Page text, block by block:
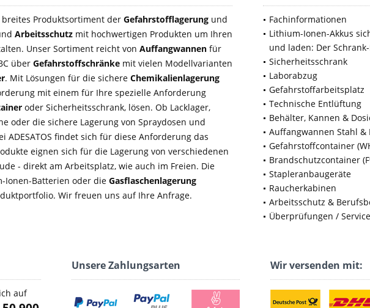
Produktsortiment der Gefahrstofflagerung und
Arbeitsschutz mit hochwertigen Produkten um Ihren
Unser Sortiment reicht von Auffangwannen für
über Gefahrstoffschränke mit vielen Modellvarianten
. Mit Lösungen für die sichere Chemikalienlagerung
mit einem für Ihre spezielle Anforderung
oder Sicherheitsschrank, lösen. Ob Lacklager,
oder die sichere Lagerung von Spraydosen und
ADESATOS findet sich für diese Anforderung das
eignen sich für die Lagerung von verschiedenen
- direkt am Arbeitsplatz, wie auch im Freien. Die
Ionen-Batterien oder die Gasflaschenlagerung
Wir freuen uns auf Ihre Anfrage.
Fachinformationen
Lithium-Ionen-Akkus
und laden: Der
Sicherheitsschrank
Laborabzug
Gefahrstoffarbeitsplatz
Technische Entlüftung
Behälter, Kannen &
Auffangwannen Stahl &
Gefahrstoffcontainer
Brandschutzcontainer
Stapleranbaugeräte
Raucherkabinen
Arbeitsschutz &
Überprüfungen / Service
auf
Unsere Zahlungsarten Wir versenden mit: